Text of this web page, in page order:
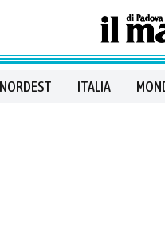
NORDEST ITALIA